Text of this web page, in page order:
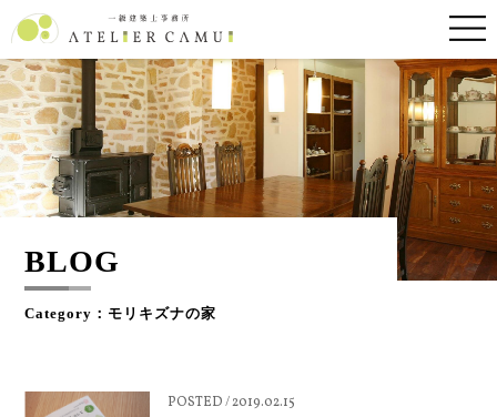
BLOG
Category：モリキズナの家
POSTED / 2019.02.15